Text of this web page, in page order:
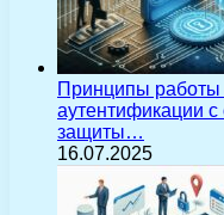
Принципы работы
аутентификации
защиты…
16.07.2025